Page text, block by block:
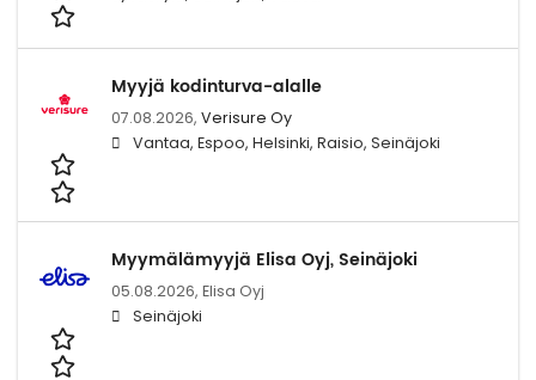
Myyjä kodinturva-alalle
07.08.2026, Verisure Oy
Vantaa, Espoo, Helsinki, Raisio, Seinäjoki
Myymälämyyjä Elisa Oyj, Seinäjoki
05.08.2026, Elisa Oyj
Seinäjoki